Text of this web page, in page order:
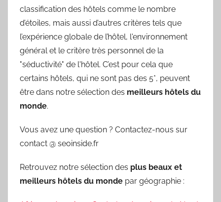
classification des hôtels comme le nombre
d’étoiles, mais aussi d’autres critères tels que
l’expérience globale de l’hôtel, l'environnement
général et le critère très personnel de la
"séductivité" de l'hôtel. C’est pour cela que
certains hôtels, qui ne sont pas des 5*, peuvent
être dans notre sélection des meilleurs hôtels du
monde.
Vous avez une question ? Contactez-nous sur
contact @ seoinside.fr
Retrouvez notre sélection des plus beaux et
meilleurs hôtels du monde par géographie :